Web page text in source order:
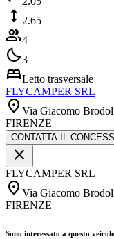
height 2.65
group4
bedtime3
bedLetto trasversale
FLYCAMPER SRL
location_on Via Giacomo
FIRENZE
CONTATTA IL
close
FLYCAMPER SRL
location_on Via Giacomo
FIRENZE
Sono interessato a questo